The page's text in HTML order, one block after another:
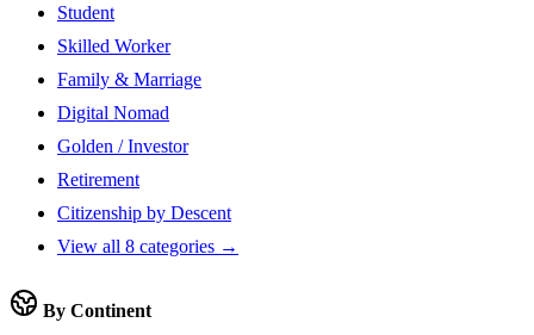
Student
Skilled Worker
Family & Marriage
Digital Nomad
Golden / Investor
Retirement
Citizenship by Descent
View all 8 categories →
By Continent